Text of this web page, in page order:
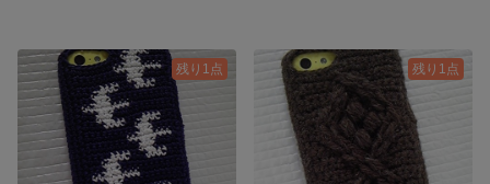
残り1点 残り1点